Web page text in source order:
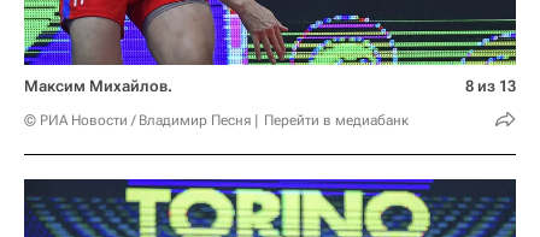
Максим Михайлов.
© РИА Новости / Владимир Песня Перейти в медиабанк
8 из 13